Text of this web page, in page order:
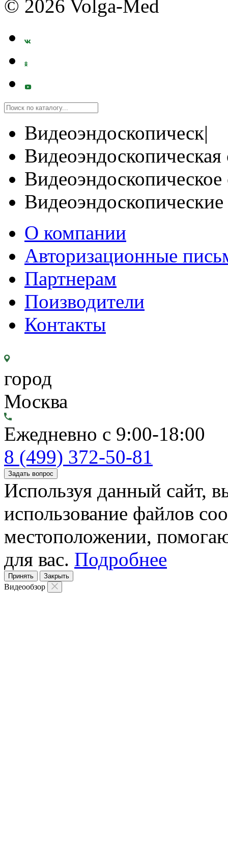
© 2026 Volga-Med
Видеоэндоскопическ|
Видеоэндоскопическая
О компании
Авторизационные
Партнерам
Поизводители
Контакты
город
Москва
Ежедневно с 9:00-18:00
8 (499) 372-50-81
Задать вопрос
Используя данный сайт,
использование файлов
местоположении,
для вас. Подробнее
Принять Закрыть
Видеообзор